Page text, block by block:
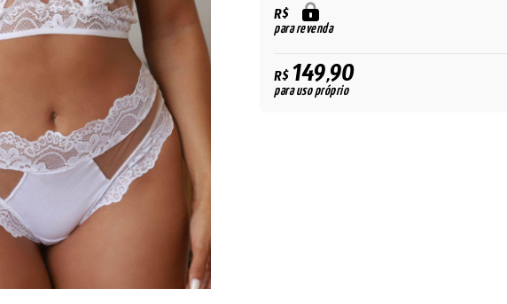
R$
para revenda
R$149,90
para uso próprio